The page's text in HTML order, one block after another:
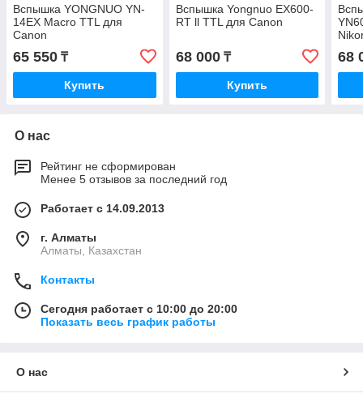
Вспышка YONGNUO YN-
14EX Macro TTL для
Canon
65 550 ₸
Купить
Вспышка Yongnuo EX600-
RT ll TTL для Canon
68 000₸
Купить
68
О нас
Рейтинг не сформирован
Менее 5 отзывов за последний год
Работает с 14.09.2013
г. Алматы
Алматы, Казахстан
Контакты
Сегодня работает с 10:00 до 20:00
Показать весь график работы
О нас